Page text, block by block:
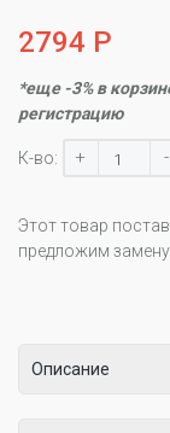
2794 Р
*еще -3% в
регистрацию
К-во: + -
Этот товар
предложим
Описание